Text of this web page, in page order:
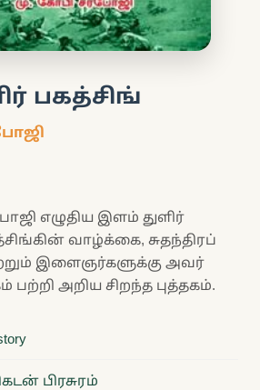
பகத்சிங்
எழுதிய இளம் துளிர்
வாழ்க்கை, சுதந்திரப்
இளைஞர்களுக்கு அவர்
அறிய சிறந்த புத்தகம்.
பிரசுரம்